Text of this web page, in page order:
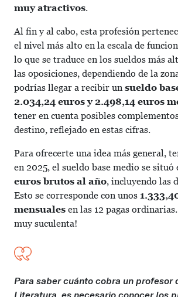
muy atractivos.
Al fin y al cabo, esta profesión
el nivel más alto en la escala de
lo que se traduce en los sueldos más
las oposiciones, dependiendo de la
podrías llegar a recibir un sueldo
2.034,24 euros y 2.498,14 euros
tener en cuenta posibles
destino, reflejado en estas cifras.
Para ofrecerte una idea más general,
en 2025, el sueldo base medio se situó
euros brutos al año, incluyendo las
Esto se corresponde con unos
mensuales en las 12 pagas
muy suculenta!
Para saber cuánto cobra un profesor
Literatura, es necesario conocer los